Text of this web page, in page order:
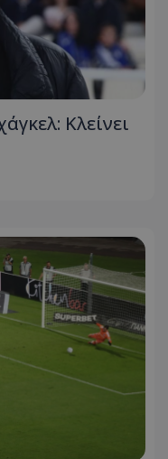
Κλείνει